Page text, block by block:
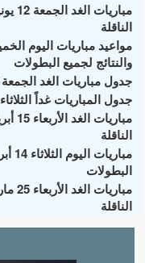
الناقلة
والنتائج لجميع البطولات
جدول مباريات الغد الجمعة 15 مايو 2026 - مواعيد وقنوات النقل
جدول المباريات غداً الثلاثاء 05 مايو 2026 - كل المواعيد والبطولات
الناقلة
البطولات
الناقلة